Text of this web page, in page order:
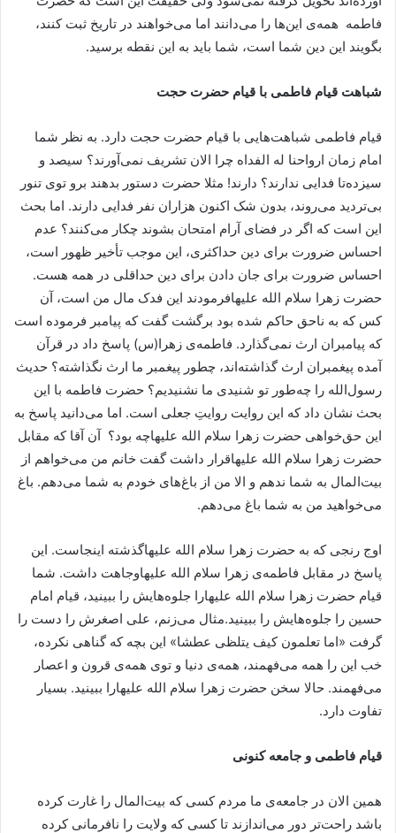
فاطمه همه‌ی این‌ها را می‌دانند اما می‌خواهند در تاریخ ثبت کنند،
بگویند این دین شما است، شما باید به این نقطه برسید.
شباهت قیام فاطمی با قیام حضرت حجت
قیام فاطمی شباهت‌هایی با قیام حضرت حجت دارد. به نظر شما
امام زمان ارواحنا له الفداه چرا الان تشریف نمی‌آورند؟ سیصد و
سیزده‌تا فدایی ندارند؟ دارند! مثلا حضرت دستور بدهند برو توی تنور
بی‌تردید می‌روند، بدون شک اکنون هزاران نفر فدایی دارند. اما بحث
این است که اگر در فضای آرام امتحان بشوند چکار می‌‌کنند؟ عدم
احساس ضرورت برای دین حداکثری، این موجب تأخیر ظهور است،
احساس ضرورت برای جان دادن برای دین حداقلی در همه هست.
حضرت زهرا سلام الله علیهافرمودند این فدک مال من است، آن
کس که به ناحق حاکم شده بود برگشت گفت که پیامبر فرموده است
که پیامبران ارث نمی‌گذارد. فاطمه‌ی زهرا(س) پاسخ داد در قرآن
آمده پیغمبران ارث گذاشته‌اند، چطور پیغمبر ما ارث نگذاشته؟ حدیث
رسول‌الله را چه‌طور تو شنیدی ما نشنیدیم؟ حضرت فاطمه با این
بحث نشان داد که این روایت روایتِ جعلی است. اما می‌دانید پاسخ به
این حق‌خواهی حضرت زهرا سلام الله علیهاچه بود؟ آن آقا که مقابل
حضرت زهرا سلام الله علیهاقرار داشت گفت خانم من می‌خواهم از
بیت‌المال به شما ندهم و الا من از باغ‌های خودم به شما می‌دهم. باغ
می‌خواهید من به شما باغ می‌دهم.
اوج رنجی که به حضرت زهرا سلام الله علیهاگذشته اینجاست. این
پاسخ در مقابل فاطمه‌ی زهرا سلام الله علیهاوجاهت داشت. شما
قیام حضرت زهرا سلام الله علیهارا جلوه‌هایش را ببینید، قیام امام
حسین را جلوه‌هایش را ببینید.مثال می‌زنم، علی اصغرش را دست را
گرفت «اما تعلمون کیف یتلظی عطشا» این بچه که گناهی نکرده،
خب این را همه می‌فهمند، همه‌ی دنیا و توی همه‌ی قرون و اعصار
می‌فهمند. حالا سخن حضرت زهرا سلام الله علیهارا ببینید. بسیار
تفاوت دارد.
قیام فاطمی و جامعه کنونی
همین الان در جامعه‌ی ما مردم کسی که بیت‌المال را غارت کرده
باشد راحت‌تر دور می‌اندازند تا کسی که ولایت را نافرمانی کرده